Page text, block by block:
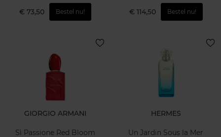
€ 73,50 Bestel nu! € 114,50 Bestel nu!
GIORGIO ARMANI
Sì Passione Red Bloom
HERMES
Un Jardin Sous la Mer